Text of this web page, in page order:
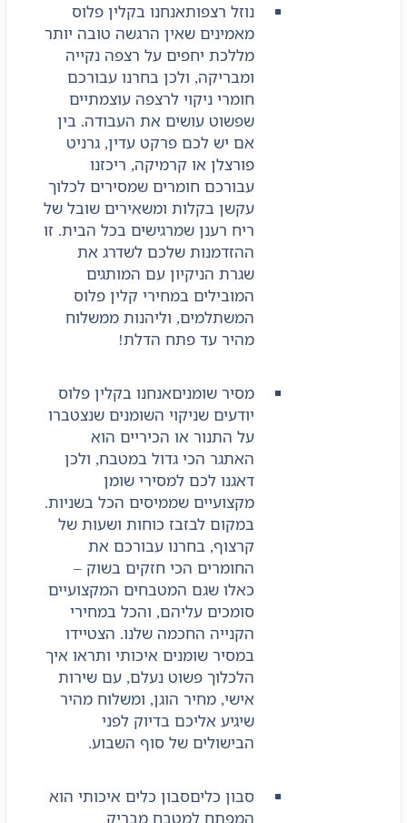
נוזל רצפותאנחנו בקלין פלוס
מאמינים שאין הרגשה טובה יותר
מללכת יחפים על רצפה נקייה
ומבריקה, ולכן בחרנו עבורכם
חומרי ניקוי לרצפה עוצמתיים
שפשוט עושים את העבודה. בין
אם יש לכם פרקט עדין, גרניט
פורצלן או קרמיקה, ריכזנו
עבורכם חומרים שמסירים לכלוך
עקשן בקלות ומשאירים שובל של
ריח רענן שמרגישים בכל הבית. זו
ההזדמנות שלכם לשדרג את
שגרת הניקיון עם המותגים
המובילים במחירי קלין פלוס
המשתלמים, וליהנות ממשלוח
מהיר עד פתח הדלת!
מסיר שומניםאנחנו בקלין פלוס
יודעים שניקוי השומנים שנצטברו
על התנור או הכיריים הוא
האתגר הכי גדול במטבח, ולכן
דאגנו לכם למסירי שומן
מקצועיים שממיסים הכל בשניות.
במקום לבזבז כוחות ושעות של
קרצוף, בחרנו עבורכם את
החומרים הכי חזקים בשוק –
כאלו שגם המטבחים המקצועיים
סומכים עליהם, והכל במחירי
הקנייה החכמה שלנו. הצטיידו
במסיר שומנים איכותי ותראו איך
הלכלוך פשוט נעלם, עם שירות
אישי, מחיר הוגן, ומשלוח מהיר
שיגיע אליכם בדיוק לפני
הבישולים של סוף השבוע.
סבון כליםסבון כלים איכותי הוא
המפתח למטבח מבריק